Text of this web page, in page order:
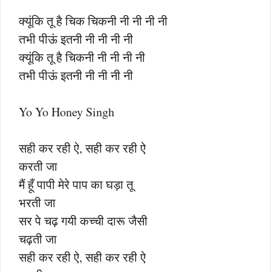
क्यूंकि तू है चिक चिकनी नी नी नी नी
तभी पीऊं इतनी नी नी नी नी
क्यूंकि तू है चिकनी नी नी नी नी
तभी पीऊं इतनी नी नी नी नी
Yo Yo Honey Singh
सही कर रही ऐ, सही कर रही ऐ
करती जा
मैं हूँ पापी मेरे पाप का घड़ा तू
भरती जा
सर पे चढ़ गयी कच्ची दारू जैसी
चढ़ती जा
सही कर रही ऐ, सही कर रही ऐ